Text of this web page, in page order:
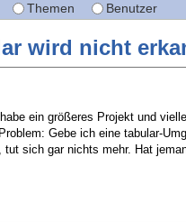
Themen Benutzer
wird nicht
ein größeres Projekt und
Gebe ich eine tabular-
sich gar nichts mehr. Hat